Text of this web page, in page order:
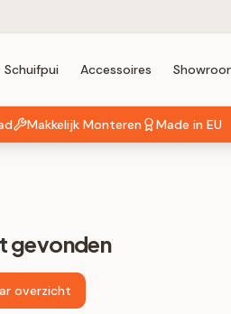
Schuifpui Accessoires
Makkelijk Monteren Made in EU
gevonden
overzicht